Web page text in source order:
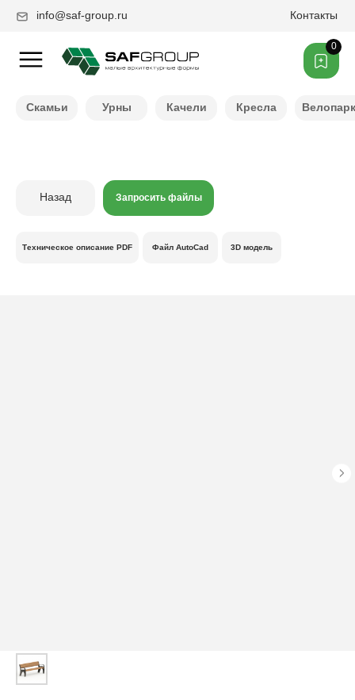
Контакты
info@saf-group.ru
0
Скамьи Урны Качели Кресла
Назад Запросить файлы
3D модель
Файл AutoCad
Техническое описание PDF